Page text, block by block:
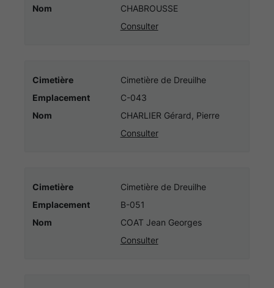
Nom
CHABROUSSE
Consulter
Cimetière
Cimetière de Dreuilhe
Emplacement
C-043
Nom
CHARLIER Gérard, Pierre
Consulter
Cimetière
Cimetière de Dreuilhe
Emplacement
B-051
Nom
COAT Jean Georges
Consulter